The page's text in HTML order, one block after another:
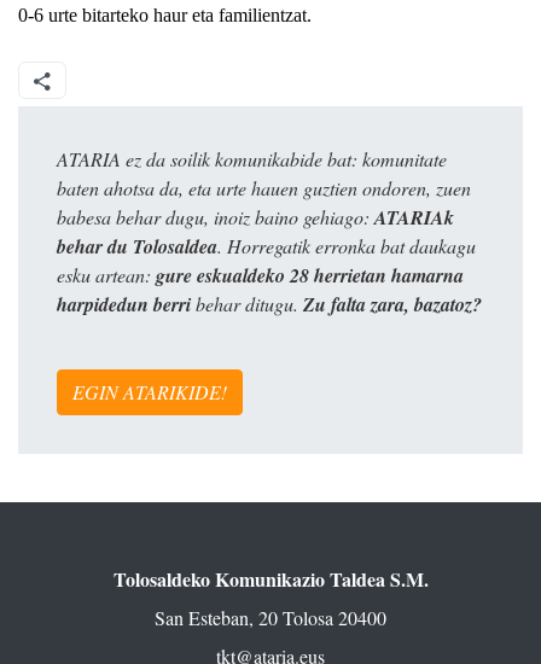
0-6 urte bitarteko haur eta familientzat.
ATARIA ez da soilik komunikabide bat: komunitate
baten ahotsa da, eta urte hauen guztien ondoren, zuen
babesa behar dugu, inoiz baino gehiago:ATARIAk
behar du Tolosaldea. Horregatik erronka bat daukagu
esku artean: gure eskualdeko 28 herrietan hamarna
harpidedun berribehar ditugu. Zu falta zara, bazatoz?
EGIN ATARIKIDE!
Tolosaldeko Komunikazio Taldea S.M.
San Esteban, 20 Tolosa 20400
tkt@ataria.eus